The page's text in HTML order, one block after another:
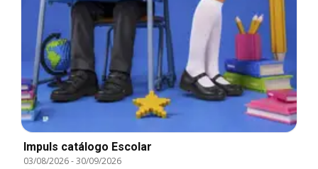
Impuls catálogo Escolar
03/08/2026-30/09/2026